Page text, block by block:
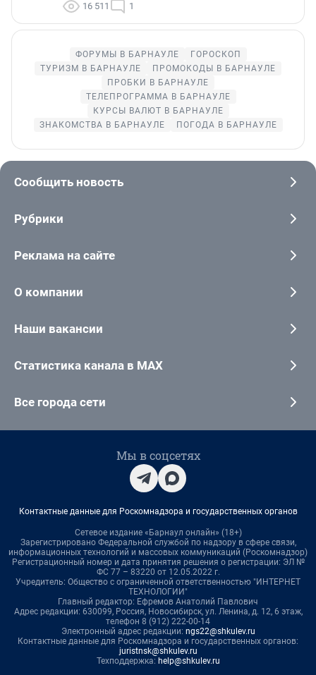
16 511 1
ФОРУМЫ В БАРНАУЛЕ
ГОРОСКОП
ТУРИЗМ В БАРНАУЛЕ
ПРОМОКОДЫ В БАРНАУЛЕ
ПРОБКИ В БАРНАУЛЕ
ТЕЛЕПРОГРАММА В БАРНАУЛЕ
КУРСЫ ВАЛЮТ В БАРНАУЛЕ
ЗНАКОМСТВА В БАРНАУЛЕ
ПОГОДА В БАРНАУЛЕ
Сообщить новость
Рубрики
Реклама на сайте
О компании
Наши вакансии
Статистика канала в MAX
Все города сети
Мы в соцсетях
Контактные данные для Роскомнадзора и государственных органов
Сетевое издание «Барнаул онлайн» (18+)
Зарегистрировано Федеральной службой по надзору в сфере связи,
информационных технологий и массовых коммуникаций (Роскомнадзор)
Регистрационный номер и дата принятия решения о регистрации: ЭЛ №
ФС 77 – 83220 от 12.05.2022 г.
Учредитель: Общество с ограниченной ответственностью "ИНТЕРНЕТ
ТЕХНОЛОГИИ"
Главный редактор: Ефремов Анатолий Павлович
Адрес редакции: 630099, Россия, Новосибирск, ул. Ленина, д. 12, 6 этаж,
телефон 8 (912) 222-00-14
Электронный адрес редакции: ngs22@shkulev.ru
Контактные данные для Роскомнадзора и государственных органов:
juristnsk@shkulev.ru
Техподдержка: help@shkulev.ru